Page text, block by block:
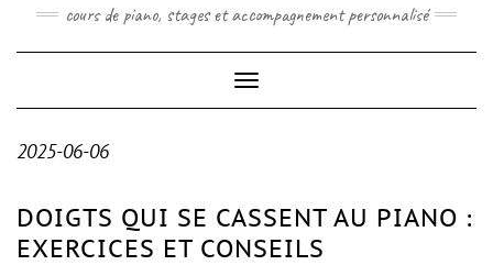
cours de piano, stages et accompagnement personnalisé
Toggle Navigation
2025-06-06
DOIGTS QUI SE CASSENT AU PIANO :
EXERCICES ET CONSEILS